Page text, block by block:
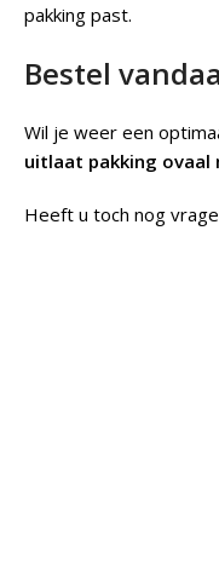
pakking past.
Bestel
Wil je weer een
uitlaat pakking ovaal
Heeft u toch nog